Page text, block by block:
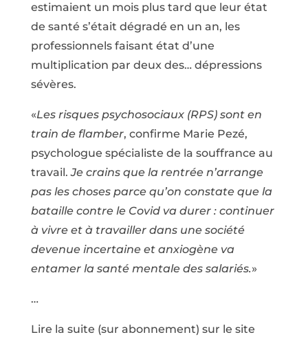
estimaient un mois plus tard que leur état
de santé s’était dégradé en un an, les
professionnels faisant état d’une
multiplication par deux des… dépressions
sévères.
«Les risques psychosociaux (RPS) sont en
train de flamber, confirme Marie Pezé,
psychologue spécialiste de la souffrance au
travail. Je crains que la rentrée n’arrange
pas les choses parce qu’on constate que la
bataille contre le Covid va durer : continuer
à vivre et à travailler dans une société
devenue incertaine et anxiogène va
entamer la santé mentale des salariés.»
…
Lire la suite (sur abonnement) sur le site